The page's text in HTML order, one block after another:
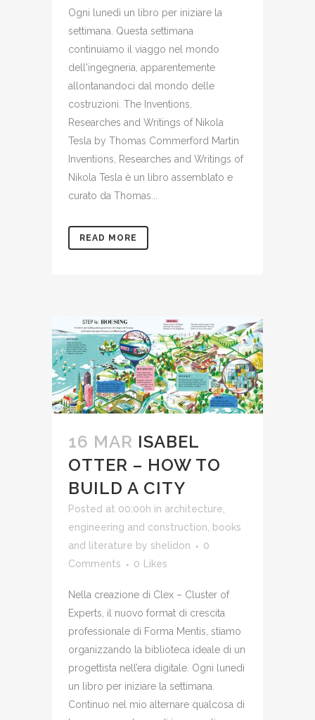
Ogni lunedì un libro per iniziare la
settimana. Questa settimana
continuiamo il viaggo nel mondo
dell'ingegneria, apparentemente
allontanandoci dal mondo delle
costruzioni. The Inventions,
Researches and Writings of Nikola
Tesla by Thomas Commerford Martin
Inventions, Researches and Writings of
Nikola Tesla è un libro assemblato e
curato da Thomas...
READ MORE
16 MAR ISABEL
OTTER – HOW TO
BUILD A CITY
Posted at 00:00h in architecture,
engineering and construction
books
and literature by shelidon
0
Comments
0 Likes
Nella creazione di Clex – Cluster of
Experts, il nuovo format di crescita
professionale di Forma Mentis, stiamo
organizzando la biblioteca ideale di un
progettista nell’era digitale. Ogni lunedì
un libro per iniziare la settimana.
Continuo nel mio alternare qualcosa di